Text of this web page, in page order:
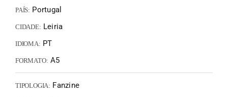
PAÍS: Portugal
CIDADE: Leiria
IDIOMA: PT
FORMATO: A5
TIPOLOGIA: Fanzine